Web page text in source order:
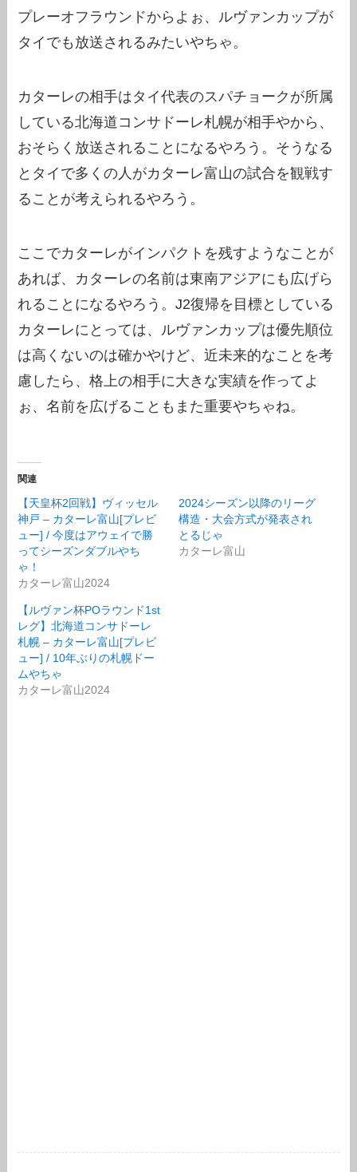
プレーオフラウンドからよぉ、ルヴァンカップが
タイでも放送されるみたいやちゃ。
カターレの相手はタイ代表のスパチョークが所属
している北海道コンサドーレ札幌が相手やから、
おそらく放送されることになるやろう。そうなる
とタイで多くの人がカターレ富山の試合を観戦す
ることが考えられるやろう。
ここでカターレがインパクトを残すようなことが
あれば、カターレの名前は東南アジアにも広げら
れることになるやろう。J2復帰を目標としている
カターレにとっては、ルヴァンカップは優先順位
は高くないのは確かやけど、近未来的なことを考
慮したら、格上の相手に大きな実績を作ってよ
ぉ、名前を広げることもまた重要やちゃね。
関連
【天皇杯2回戦】ヴィッセル
神戸 – カターレ富山[プレビ
ュー] / 今度はアウェイで勝
ってシーズンダブルやち
ゃ！
カターレ富山2024
2024シーズン以降のリーグ
構造・大会方式が発表され
とるじゃ
カターレ富山
【ルヴァン杯POラウンド1st
レグ】北海道コンサドーレ
札幌 – カターレ富山[プレビ
ュー] / 10年ぶりの札幌ドー
ムやちゃ
カターレ富山2024